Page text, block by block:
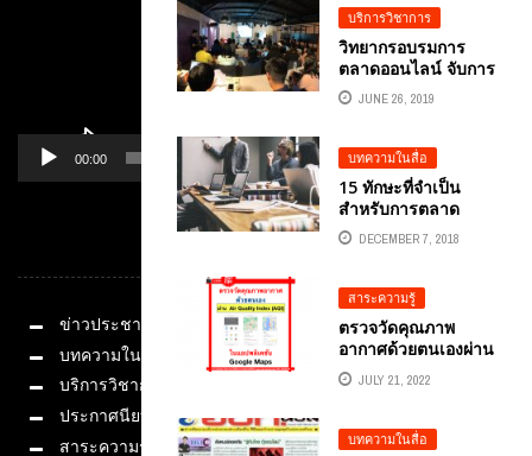
MASTERING
GENERATIVE AI เพื่อ
ประสิทธิภาพองค์กร
บริการวิชาการ
วิทยากรอบรมการ
ตลาดออนไลน์ จับการ
ตลาดออนไลน์เฟซบุ๊ก
ใส่สมองให้ร้องว้าว
โกลบอล มีเดีย จํากัด
JUNE 26, 2019
บทความในสื่อ
15 ทักษะที่จำเป็น
สำหรับการตลาด
ดิจิทัล ในปี 2019
DECEMBER 7, 2018
สาระความรู้
ตรวจวัดคุณภาพ
อากาศด้วยตนเองผ่าน
AIR QUALITY INDEX
(AQI) ในแอปพลิเคชัน
JULY 21, 2022
บทความในสื่อ
00:00 01:14
ข่าวประชาสัมพันธ์
บทความในสื่อ
บริการวิชาการ
ประกาศนียบัตร
สาระความรู้